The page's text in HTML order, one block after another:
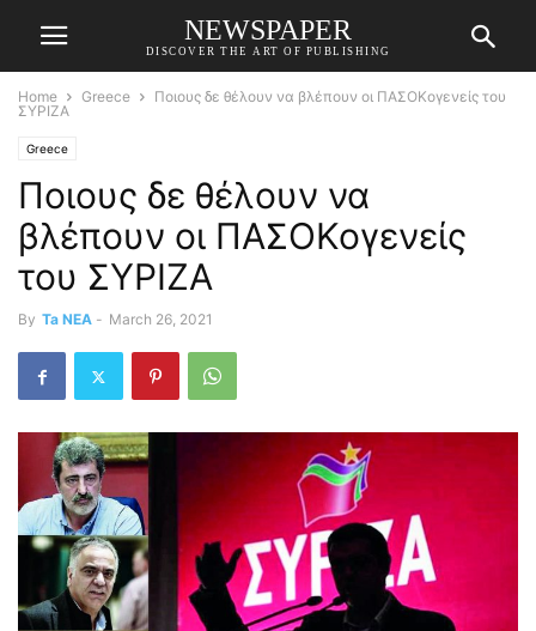
NEWSPAPER
DISCOVER THE ART OF PUBLISHING
Home Greece
Ποιους δε θέλουν να βλέπουν οι ΠΑΣΟΚογενείς του
ΣΥΡΙΖΑ
Greece
Ποιους δε θέλουν να
βλέπουν οι ΠΑΣΟΚογενείς
του ΣΥΡΙΖΑ
By Ta NEA - March 26, 2021